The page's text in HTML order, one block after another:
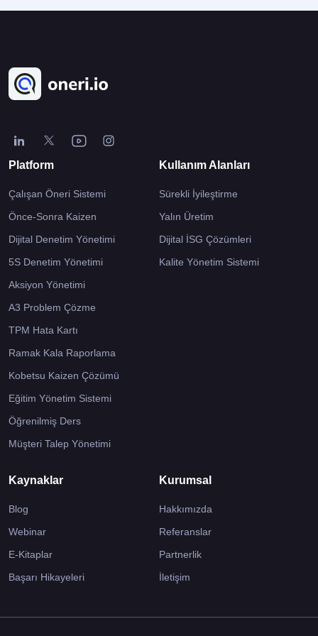
Platform
Çalışan Öneri Sistemi
Önce-Sonra Kaizen
Dijital Denetim Yönetimi
5S Denetim Yönetimi
Aksiyon Yönetimi
A3 Problem Çözme
TPM Hata Kartı
Ramak Kala Raporlama
Kobetsu Kaizen Çözümü
Eğitim Yönetim Sistemi
Öğrenilmiş Ders
Müşteri Talep Yönetimi
Kullanım Alanları
Sürekli İyileştirme
Yalın Üretim
Dijital İSG Çözümleri
Kalite Yönetim Sistemi
Kaynaklar
Blog
Webinar
E-Kitaplar
Başarı Hikayeleri
Kurumsal
Hakkımızda
Referanslar
Partnerlik
İletişim